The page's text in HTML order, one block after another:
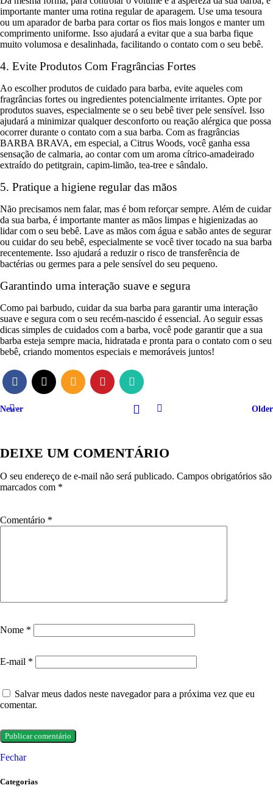
importante manter uma rotina regular de aparagem. Use uma tesoura
ou um aparador de barba para cortar os fios mais longos e manter um
comprimento uniforme. Isso ajudará a evitar que a sua barba fique
muito volumosa e desalinhada, facilitando o contato com o seu bebê.
4. Evite Produtos Com Fragrâncias Fortes
Ao escolher produtos de cuidado para barba, evite aqueles com
fragrâncias fortes ou ingredientes potencialmente irritantes. Opte por
produtos suaves, especialmente se o seu bebê tiver pele sensível. Isso
ajudará a minimizar qualquer desconforto ou reação alérgica que possa
ocorrer durante o contato com a sua barba. Com as fragrâncias
BARBA BRAVA, em especial, a Citrus Woods, você ganha essa
sensação de calmaria, ao contar com um aroma cítrico-amadeirado
extraído do petitgrain, capim-limão, tea-tree e sândalo.
5. Pratique a higiene regular das mãos
Não precisamos nem falar, mas é bom reforçar sempre. Além de cuidar
da sua barba, é importante manter as mãos limpas e higienizadas ao
lidar com o seu bebê. Lave as mãos com água e sabão antes de segurar
ou cuidar do seu bebê, especialmente se você tiver tocado na sua barba
recentemente. Isso ajudará a reduzir o risco de transferência de
bactérias ou germes para a pele sensível do seu pequeno.
Garantindo uma interação suave e segura
Como pai barbudo, cuidar da sua barba para garantir uma interação
suave e segura com o seu recém-nascido é essencial. Ao seguir essas
dicas simples de cuidados com a barba, você pode garantir que a sua
barba esteja sempre macia, hidratada e pronta para o contato com o seu
bebê, criando momentos especiais e memoráveis juntos!
Newer Older
DEIXE UM COMENTÁRIO
O seu endereço de e-mail não será publicado. Campos obrigatórios são
marcados com *
Comentário *
Nome *
E-mail *
Salvar meus dados neste navegador para a próxima vez que eu
comentar.
Fechar
Categorias